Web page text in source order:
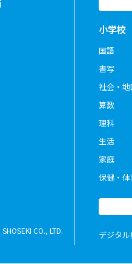
CO., LTD.
小学校
国語
書写
社会・地
算数
理科
生活
家庭
保健・体
デジタ